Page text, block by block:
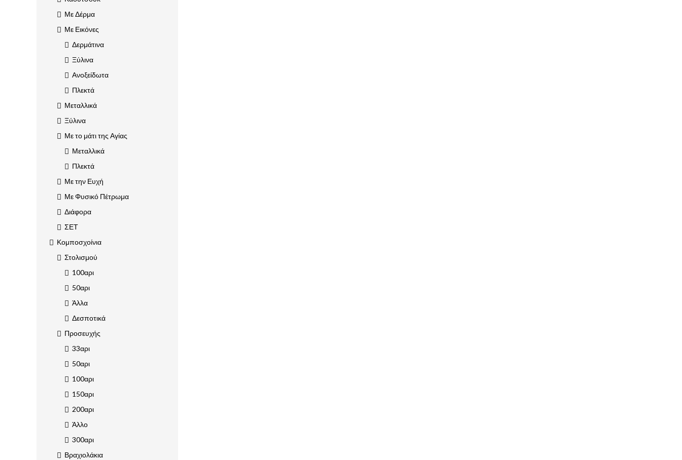
Με Δέρμα
Με Εικόνες
Δερμάτινα
Ξύλινα
Ανοξείδωτα
Πλεκτά
Μεταλλικά
Ξύλινα
Με το μάτι της Αγίας
Μεταλλικά
Πλεκτά
Με την Ευχή
Με Φυσικό Πέτρωμα
Διάφορα
ΣΕΤ
Κομποσχοίνια
Στολισμού
100αρι
50αρι
Άλλα
Δεσποτικά
Προσευχής
33αρι
50αρι
100αρι
150αρι
200αρι
Άλλο
300αρι
Βραχιολάκια